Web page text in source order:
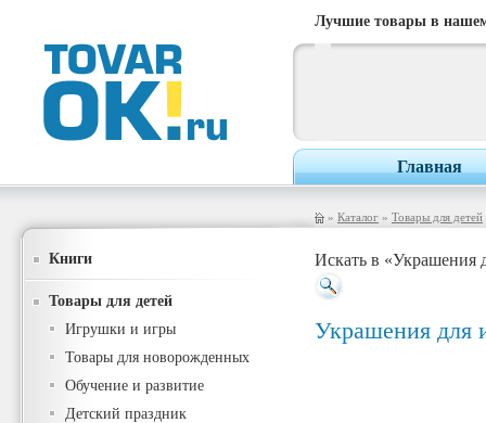
Лучшие товары в
Главная
» Каталог » Товары для детей
Книги
Товары для детей
Игрушки и игры
Товары для новорожденных
Обучение и развитие
Детский праздник
Искать в «Украшения
Украшения для